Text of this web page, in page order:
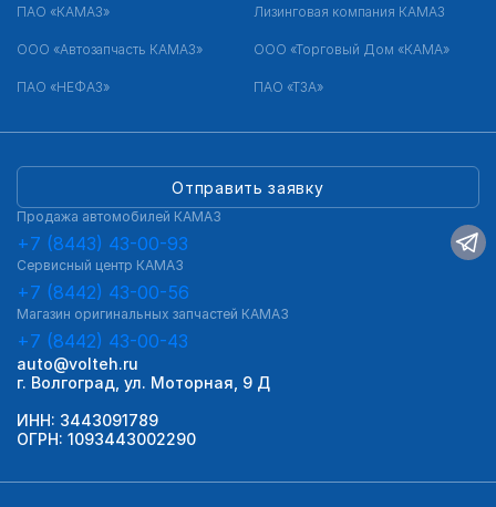
Отправить заявку
Продажа автомобилей КАМАЗ
+7 (8443) 43-00-93
Сервисный центр КАМАЗ
+7 (8442) 43-00-56
Магазин оригинальных запчастей КАМАЗ
+7 (8442) 43-00-43
auto@volteh.ru
г. Волгоград, ул. Моторная, 9 Д
ИНН: 3443091789
ОГРН: 1093443002290
ПАО «КАМАЗ» Лизинговая компания КАМАЗ
ООО «Автозапчасть КАМАЗ» ООО «Торговый Дом «КАМА»
ПАО «НЕФАЗ» ПАО «ТЗА»